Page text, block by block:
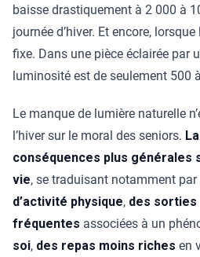
baisse drastiquement à 2 000 à
journée d’hiver. Et encore,
fixe. Dans une pièce éclairée par
luminosité est de seulement 500
Le manque de lumière naturelle
l’hiver sur le moral des seniors.
conséquences plus générales
vie, se traduisant notamment par
d’activité physique, des sorties
fréquentes associées à un
soi, des repas moins riches en